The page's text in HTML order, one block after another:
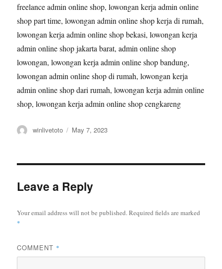
freelance admin online shop, lowongan kerja admin online
shop part time, lowongan admin online shop kerja di rumah,
lowongan kerja admin online shop bekasi, lowongan kerja
admin online shop jakarta barat, admin online shop
lowongan, lowongan kerja admin online shop bandung,
lowongan admin online shop di rumah, lowongan kerja
admin online shop dari rumah, lowongan kerja admin online
shop, lowongan kerja admin online shop cengkareng
Author
winlivetoto
Posted
May 7, 2023
Leave a Reply
Your email address will not be published.Required fields are marked
*
COMMENT *